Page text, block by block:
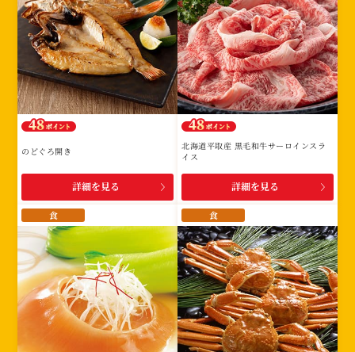
のどぐろ開き
詳細を見る
北海道平取産 黒毛和牛サーロインスラ
イス
詳細を見る
食 食